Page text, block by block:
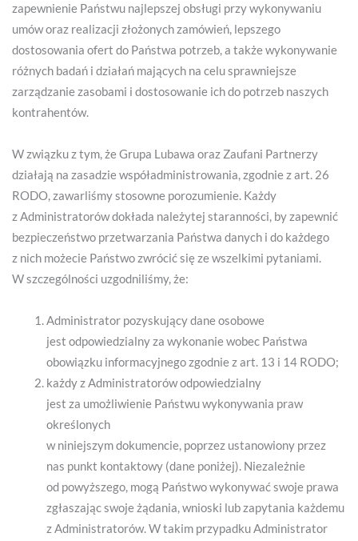
zapewnienie Państwu najlepszej obsługi przy wykonywaniu
umów oraz realizacji złożonych zamówień, lepszego
dostosowania ofert do Państwa potrzeb, a także wykonywanie
różnych badań i działań mających na celu sprawniejsze
zarządzanie zasobami i dostosowanie ich do potrzeb naszych
kontrahentów.
W związku z tym, że Grupa Lubawa oraz Zaufani Partnerzy
działają na zasadzie współadministrowania, zgodnie z art. 26
RODO, zawarliśmy stosowne porozumienie. Każdy
z Administratorów dokłada należytej staranności, by zapewnić
bezpieczeństwo przetwarzania Państwa danych i do każdego
z nich możecie Państwo zwrócić się ze wszelkimi pytaniami.
W szczególności uzgodniliśmy, że:
Administrator pozyskujący dane osobowe
jest odpowiedzialny za wykonanie wobec Państwa
obowiązku informacyjnego zgodnie z art. 13 i 14 RODO;
każdy z Administratorów odpowiedzialny
jest za umożliwienie Państwu wykonywania praw
określonych
w niniejszym dokumencie, poprzez ustanowiony przez
nas punkt kontaktowy (dane poniżej). Niezależnie
od powyższego, mogą Państwo wykonywać swoje prawa
zgłaszając swoje żądania, wnioski lub zapytania każdemu
z Administratorów. W takim przypadku Administrator